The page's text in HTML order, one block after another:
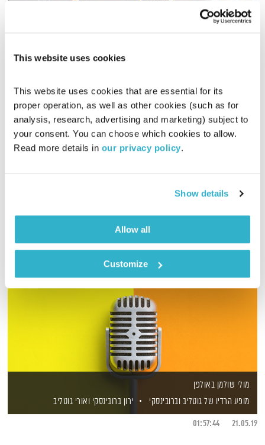
This website uses cookies
This website uses cookies that are essential for its
proper operation, as well as other cookies (such as for
analysis, research, advertising and marketing) subject to
your consent. You can choose which cookies to allow.
Read more details in our privacy policy.
Show details
Allow all
Customize
איש ציפור
יאיר יונה
17.05.18
01:58:49
יאיר יונה מגיש תכנית מוזיקה לסקרנים, עם דגש על מוזיקה מרימה
אודיו
מולי שולמן באולפן
מופע הרדיו של גוטליב וברובינסקי
ירון ברובינסקי ואורי גוטליב
21.05.19
01:57:44